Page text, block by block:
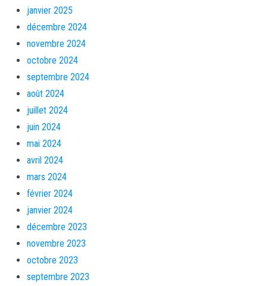
janvier 2025
décembre 2024
novembre 2024
octobre 2024
septembre 2024
août 2024
juillet 2024
juin 2024
mai 2024
avril 2024
mars 2024
février 2024
janvier 2024
décembre 2023
novembre 2023
octobre 2023
septembre 2023